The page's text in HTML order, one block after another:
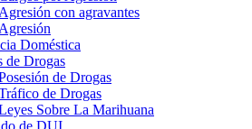
Agresión con agravantes
Agresión
Doméstica
de Drogas
de Drogas
de Drogas
Sobre La Marihuana
de DUI